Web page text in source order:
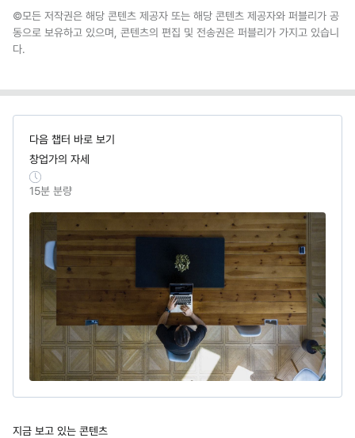
©모든 저작권은 해당 콘텐츠 제공자 또는 해당 콘텐츠 제공자와 퍼블리가 공
동으로 보유하고 있으며, 콘텐츠의 편집 및 전송권은 퍼블리가 가지고 있습니
다.
다음 챕터 바로 보기
창업가의 자세
15분 분량
지금 보고 있는 콘텐츠